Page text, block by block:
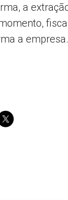
a
a empresa.